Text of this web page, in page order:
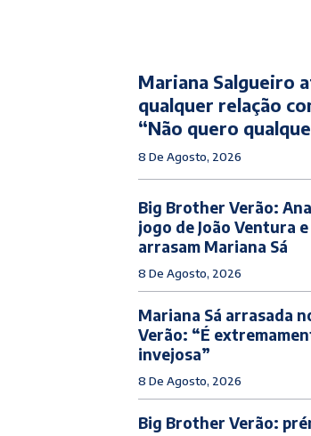
Mariana Salgueiro
qualquer relação
“Não quero
8 De Agosto, 2026
Big Brother Verão:
jogo de João Ventura
arrasam Mariana Sá
8 De Agosto, 2026
Mariana Sá arrasada
Verão: “É
invejosa”
8 De Agosto, 2026
Big Brother Verão: